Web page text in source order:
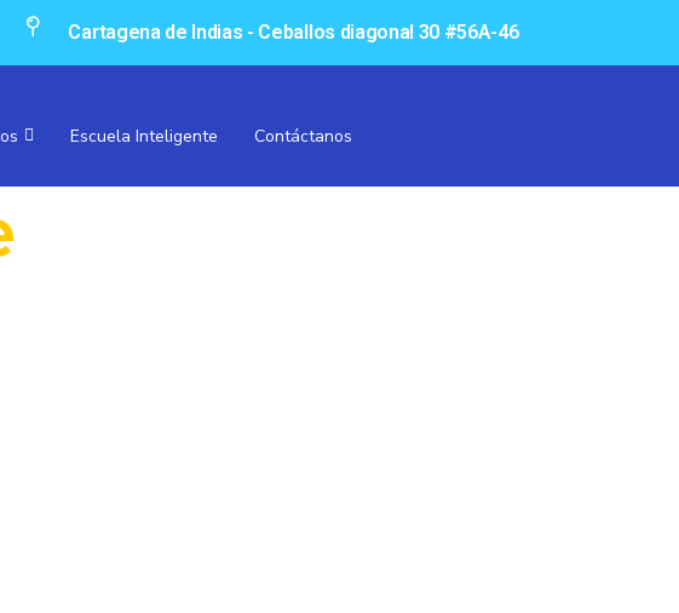
Cartagena de Indias - Ceballos diagonal 30 #56A-46
Escuela Inteligente Contáctanos